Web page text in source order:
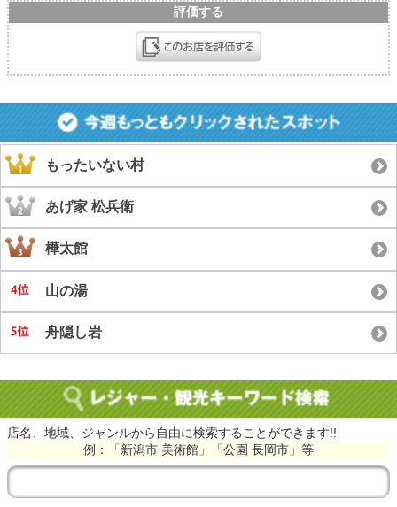
評価する
もったいない村
あげ家 松兵衛
樺太館
山の湯
舟隠し岩
店名、地域、ジャンルから自由に検索することができます!!
例：「新潟市 美術館」「公園 長岡市」等